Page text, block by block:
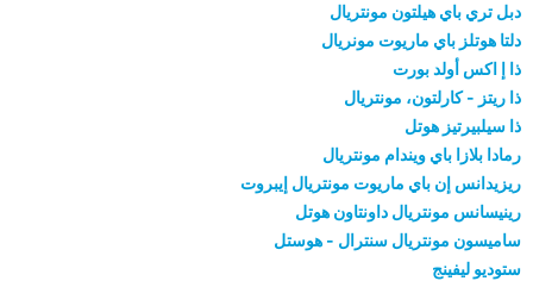
دبل تري باي هيلتون مونتريال
دلتا هوتلز باي ماريوت مونريال
ذا إ اكس أولد بورت
ذا ريتز - كارلتون، مونتريال
ذا سيلبيرتيز هوتل
رمادا بلازا باي ويندام مونتريال
ريزيدانس إن باي ماريوت مونتريال إيبروت
رينيسانس مونتريال داونتاون هوتل
ساميسون مونتريال سنترال - هوستل
ستوديو ليفينج